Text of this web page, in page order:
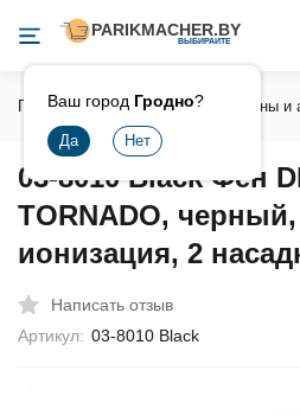
Ваш город Гродно?
Главная Инструмент Фены и
03-8010 Black Фен
TORNADO, черный,
ионизация, 2
Написать отзыв
Артикул: 03-8010 Black